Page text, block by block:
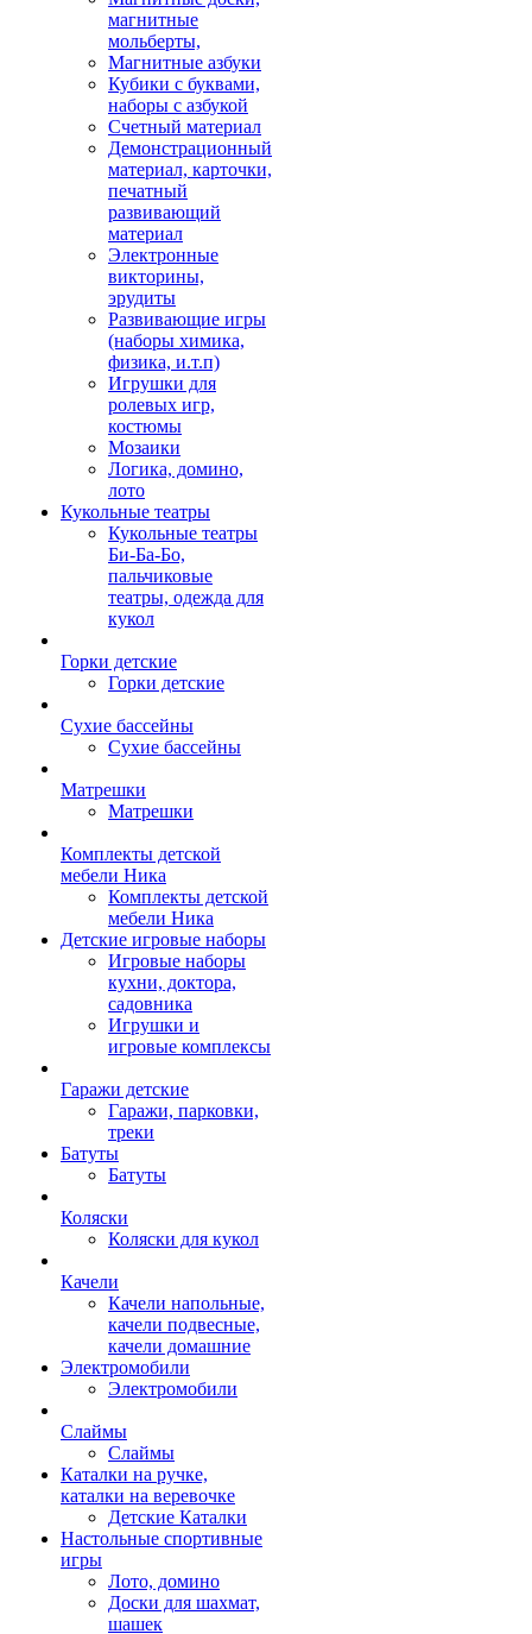
магнитные
мольберты,
Магнитные азбуки
Кубики с буквами,
наборы с азбукой
Счетный материал
Демонстрационный
материал, карточки,
печатный
развивающий
материал
Электронные
викторины,
эрудиты
Развивающие игры
(наборы химика,
физика, и.т.п)
Игрушки для
ролевых игр,
костюмы
Мозаики
Логика, домино,
лото
Кукольные театры
Кукольные театры
Би-Ба-Бо,
пальчиковые
театры, одежда для
кукол
Горки детские
Горки детские
Сухие бассейны
Сухие бассейны
Матрешки
Матрешки
Комплекты детской
мебели Ника
Комплекты детской
мебели Ника
Детские игровые наборы
Игровые наборы
кухни, доктора,
садовника
Игрушки и
игровые комплексы
Гаражи детские
Гаражи, парковки,
треки
Батуты
Батуты
Коляски
Коляски для кукол
Качели
Качели напольные,
качели подвесные,
качели домашние
Электромобили
Электромобили
Слаймы
Слаймы
Каталки на ручке,
каталки на веревочке
Детские Каталки
Настольные спортивные
игры
Лото, домино
Доски для шахмат,
шашек